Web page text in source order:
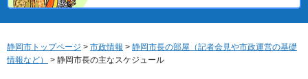
静岡市トップページ > 市政情報 > 静岡市長の部屋（記者会見や市政運営の基礎
情報など）
> 静岡市長の主なスケジュール